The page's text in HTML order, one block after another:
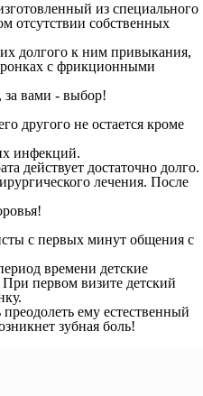
из специального
отсутствии собственных
долгого к ним привыкания,
с фрикционными
вами - выбор!
другого не остается кроме
инфекций.
действует достаточно долго.
лечения. После
с первых минут общения с
времени детские
первом визите детский
ему естественный
зубная боль!